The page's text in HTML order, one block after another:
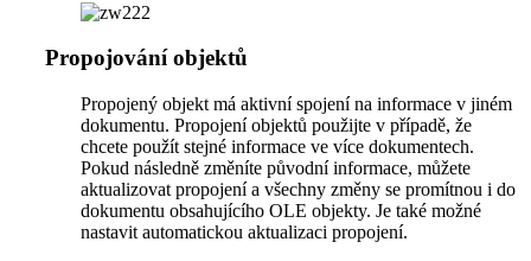
Propojování objektů
Propojený objekt má aktivní spojení na informace v jiném
dokumentu. Propojení objektů použijte v případě, že
chcete použít stejné informace ve více dokumentech.
Pokud následně změníte původní informace, můžete
aktualizovat propojení a všechny změny se promítnou i do
dokumentu obsahujícího OLE objekty. Je také možné
nastavit automatickou aktualizaci propojení.